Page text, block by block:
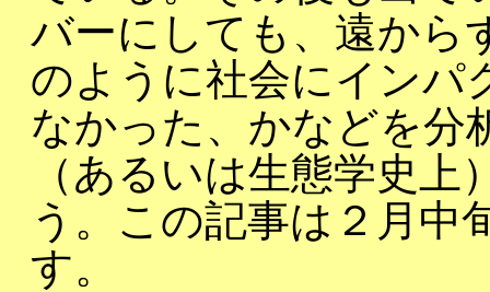
バーにしても、遠から
のように社会にインパ
なかった、かなどを分
（あるいは生態学史
う。この記事は２月中
す。